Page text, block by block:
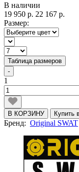
В наличии
19 950 р. 22 167 р.
Размер:
Таблица размеров
-
1
В КОРЗИНУ Купить
Бренд: Original SWAT